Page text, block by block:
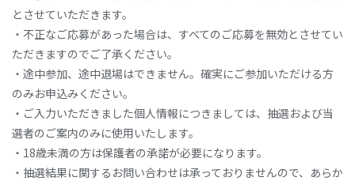
とさせていただきます。
・不正なご応募があった場合は、すべてのご応募を無効とさせてい
ただきますのでご了承ください。
・途中参加、途中退場はできません。確実にご参加いただける方
のみお申込みください。
・ご入力いただきました個人情報につきましては、抽選および当
選者のご案内のみに使用いたします。
・18歳未満の方は保護者の承諾が必要になります。
・抽選結果に関するお問い合わせは承っておりませんので、あらか